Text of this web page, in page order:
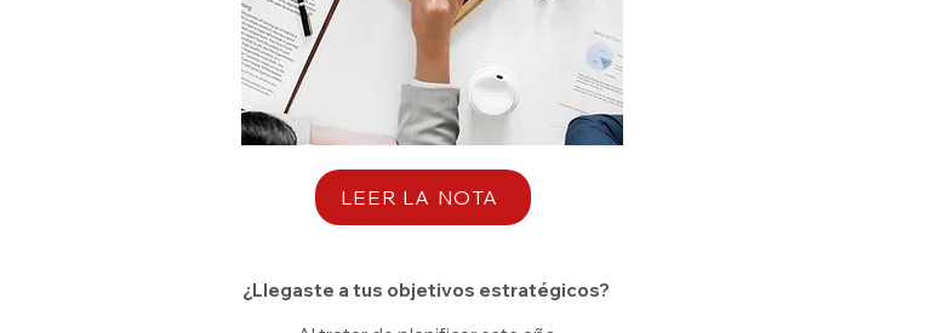
LEER LA NOTA
¿Llegaste a tus objetivos estratégicos?